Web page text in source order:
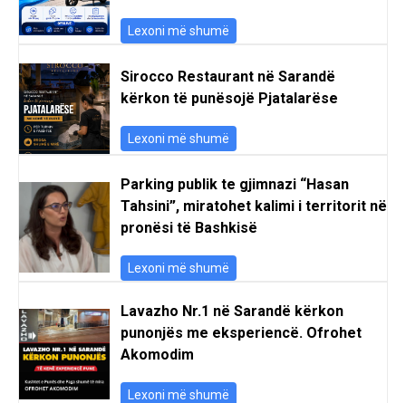
Lexoni më shumë
Sirocco Restaurant në Sarandë
kërkon të punësojë Pjatalarëse
Lexoni më shumë
Parking publik te gjimnazi “Hasan
Tahsini”, miratohet kalimi i territorit në
pronësi të Bashkisë
Lexoni më shumë
Lavazho Nr.1 në Sarandë kërkon
punonjës me eksperiencë. Ofrohet
Akomodim
Lexoni më shumë